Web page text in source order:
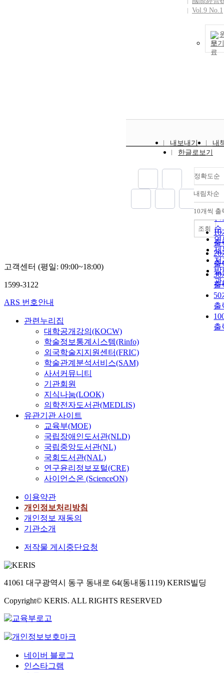
exploits the
of external
Vol.9 No.1
보기
내보내기
내
한글로보기
정확도순
정
순
인
순
연
제
저
발
관
내림차순
10개씩 출
10
출
20
출
30
출
50
출
출
조회
고객센터 (평일: 09:00~18:00)
1599-3122
ARS 번호안내
관련누리집
대학공개강의(KOCW)
학술정보통계시스템(Rinfo)
외국학술지지원센터(FRIC)
학술관계분석서비스(SAM)
사서커뮤니티
기관회원
지식나눔(LOOK)
의학전자도서관(MEDLIS)
유관기관 사이트
교육부(MOE)
국립장애인도서관(NLD)
국립중앙도서관(NL)
국회도서관(NAL)
연구윤리정보포털(CRE)
사이언스온 (ScienceON)
이용약관
개인정보처리방침
개인정보 재동의
기관소개
저작물 게시중단요청
41061 대구광역시 동구 동내로 64(동내동1119) KERIS빌딩
Copyright© KERIS. ALL RIGHTS RESERVED
네이버 블로그
인스타그램